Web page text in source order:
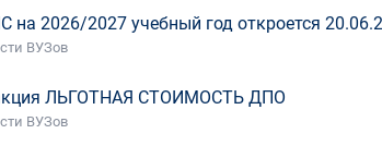
на 2026/2027 учебный год откроется
ВУЗов
ЛЬГОТНАЯ СТОИМОСТЬ ДПО
ВУЗов